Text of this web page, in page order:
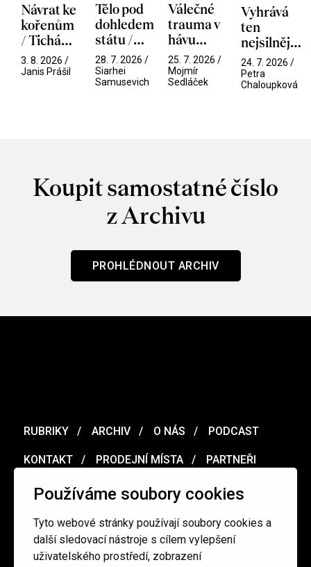
Používáme soubory cookies
Tyto webové stránky používají soubory cookies a
další sledovací nástroje s cílem vylepšení
uživatelského prostředí, zobrazení
Návrat ke
kořenům
/ Tichá
přítelkyně
3. 8. 2026 /
Janis Prášil
Tělo pod
dohledem
státu /
Pramen
28. 7. 2026 /
Siarhei
Samusevich
Válečné
trauma v
hávu
spektáklu
/ Odyssea
25. 7. 2026 /
Mojmír
Sedláček
Vyhrává
ten
nejsilnější
/ V nitru
manosféry
24. 7. 2026 /
Petra
Chaloupková
Koupit samostatné číslo
z Archivu
PROHLÉDNOUT ARCHIV
RUBRIKY ARCHIV O NÁS PODCAST
KONTAKT PRODEJNÍ MÍSTA PARTNEŘI
MERCH VOUCHER
Ochrana osobních údajů / Obchodní podmínky